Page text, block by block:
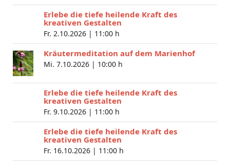
Erlebe die tiefe heilende Kraft des
kreativen Gestalten
Fr. 2.10.2026 | 11:00 h
Kräutermeditation auf dem Marienhof
Mi. 7.10.2026 | 10:00 h
Erlebe die tiefe heilende Kraft des
kreativen Gestalten
Fr. 9.10.2026 | 11:00 h
Erlebe die tiefe heilende Kraft des
kreativen Gestalten
Fr. 16.10.2026 | 11:00 h